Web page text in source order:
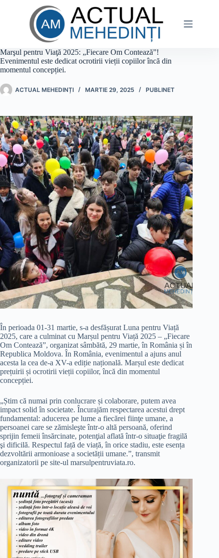
Marşul pentru Viaţă 2025: „Fiecare Om Contează”!
Evenimentul este dedicat ocrotirii vieții copiilor încă din
momentul concepției.
ACTUAL MEHEDINȚI MARTIE 29, 2025 PUBLINET
În perioada 01-31 martie, s-a desfășurat Luna pentru Viață
2025, care a culminat cu Marșul pentru Viață 2025 – „Fiecare
Om Contează”, organizat sâmbătă, 29 martie, în România și în
Republica Moldova. În România, evenimentul a ajuns anul
acesta la cea de-a XV-a ediție națională. Marșul este dedicat
prețuirii și ocrotirii vieții copiilor, încă din momentul
concepției.
„Știm că numai prin conlucrare și colaborare, putem avea
impact solid în societate. Încurajăm respectarea acestui drept
fundamental: aducerea pe lume a fiecărei fiinţe umane, a
persoanei care se zămisleşte într-o altă persoană, oferind
sprijin femeii însărcinate, potenţial aflată într-o situaţie fragilă
şi dificilă. Respectul față de viață, în orice stadiu, este esența
dezvoltării armonioase a societății umane.”, transmit
organizatorii pe site-ul marsulpentruviata.ro.